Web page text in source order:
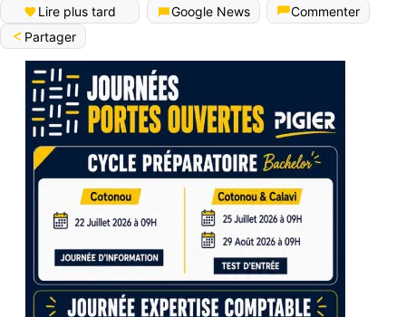
Lire plus tard Google News
Commenter
Partager